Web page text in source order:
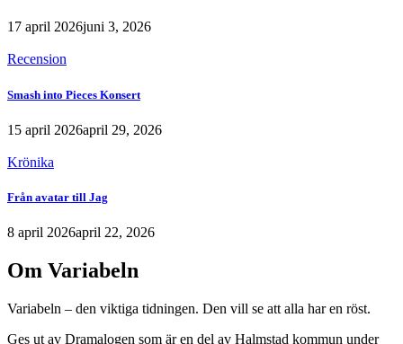
17 april 2026juni 3, 2026
Recension
Smash into Pieces Konsert
15 april 2026april 29, 2026
Krönika
Från avatar till Jag
8 april 2026april 22, 2026
Om Variabeln
Variabeln – den viktiga tidningen. Den vill se att alla har en röst.
Ges ut av Dramalogen som är en del av Halmstad kommun under